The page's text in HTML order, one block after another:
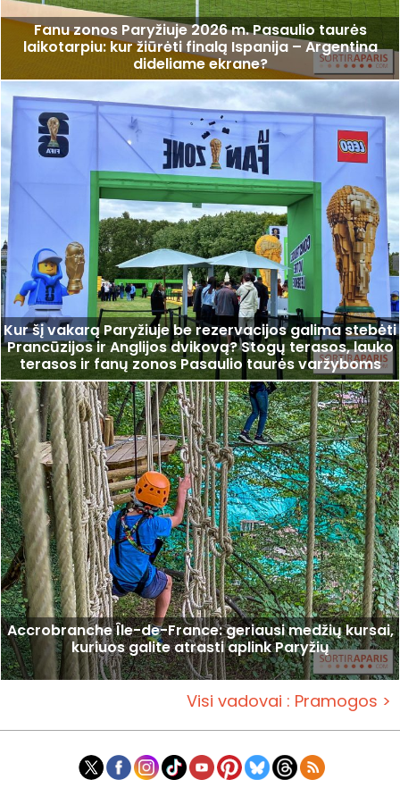
Fanu zonos Paryžiuje 2026 m. Pasaulio taurės
laikotarpiu: kur žiūrėti finalą Ispanija – Argentina
dideliame ekrane?
Kur šį vakarą Paryžiuje be rezervacijos galima stebėti
Prancūzijos ir Anglijos dvikovą? Stogų terasos, lauko
terasos ir fanų zonos Pasaulio taurės varžyboms
Accrobranche Île-de-France: geriausi medžių kursai,
kuriuos galite atrasti aplink Paryžių
Visi vadovai : Pramogos >